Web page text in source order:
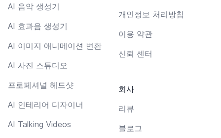
AI 음악 생성기
AI 효과음 생성기
AI 이미지 애니메이션 변환
AI 사진 스튜디오
프로페셔널 헤드샷
AI 인테리어 디자이너
AI Talking Videos
개인정보 처리방침
이용 약관
신뢰 센터
회사
리뷰
블로그